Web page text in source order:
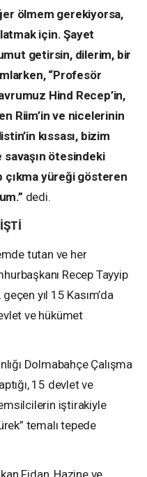
ölmem gerekiyorsa,
için. Şayet
getirsin, dilerim, bir
“Profesör
Hind Recep’in,
Riim’in ve nicelerinin
kıssası, bizim
savaşın ötesindeki
çıkma yüreği gösteren
dedi.
tutan ve her
Recep Tayyip
yıl 15 Kasım’da
ve hükümet
Dolmabahçe Çalışma
15 devlet ve
iştirakiyle
temalı tepede
Fidan, Hazine ve